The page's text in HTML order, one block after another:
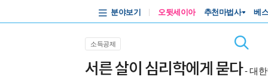
분야보기 오뒷세이아 추천마법사 베
소득공제
서른 살이 심리학에게 묻다- 대